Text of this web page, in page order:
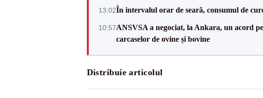
13:02În intervalul orar de seară, consumul de
10:57ANSVSA a negociat, la Ankara, un acord
carcaselor de ovine și bovine
Distribuie articolul